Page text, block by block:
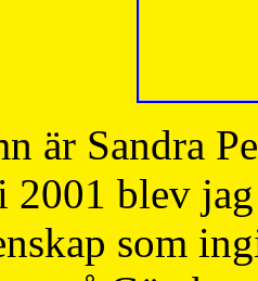
är Sandra
2001 blev
som